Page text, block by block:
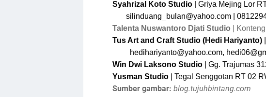
Syahrizal Koto Studio
| Griya Mejing Lor
silinduang_bulan@yahoo.com |
Talenta Nuswantoro Djati Studio |
Tus Art and Craft Studio (Hedi Hariyanto)
hedihariyanto@yahoo.com,
Win Dwi Laksono Studio
| Gg. Trajumas
Yusman Studio | Tegal Senggotan RT 02
Sumber gambar: blog.tujuhbintang.com